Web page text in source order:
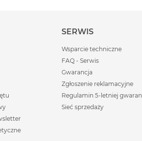
SERWIS
Wsparcie techniczne
FAQ - Serwis
Gwarancja
Zgłoszenie reklamacyjne
Regulamin 5-letniej
Sieć sprzedaży